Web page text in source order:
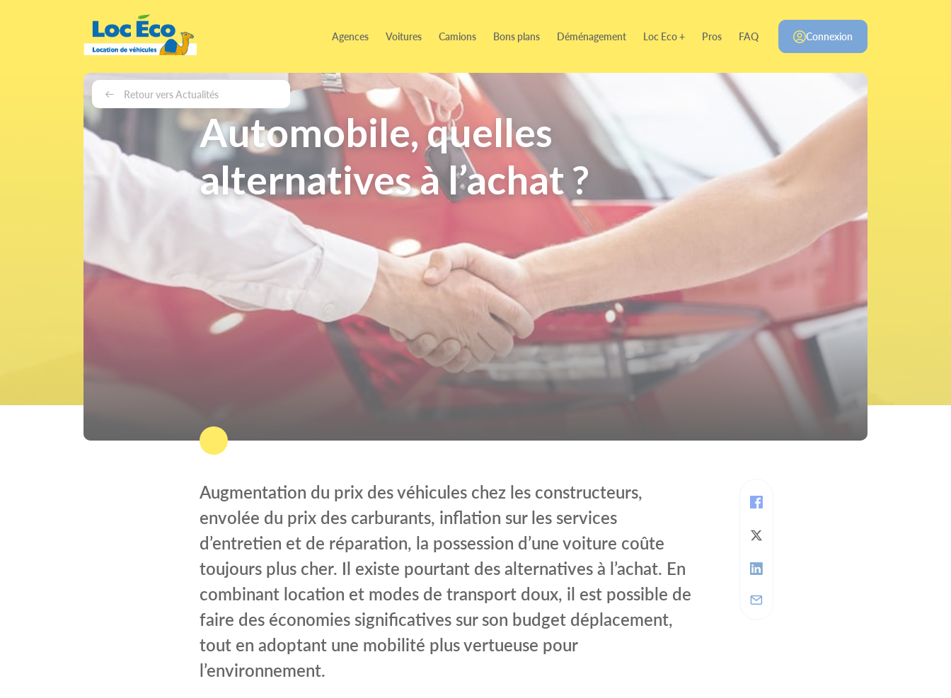
Agences Voitures Camions Bons plans Déménagement Loc Eco + Pros FAQ Connexion
Retour vers Actualités
Automobile, quelles
alternatives à l’achat ?
Augmentation du prix des véhicules chez les constructeurs,
envolée du prix des carburants, inflation sur les services
d’entretien et de réparation, la possession d’une voiture coûte
toujours plus cher. Il existe pourtant des alternatives à l’achat. En
combinant location et modes de transport doux, il est possible de
faire des économies significatives sur son budget déplacement,
tout en adoptant une mobilité plus vertueuse pour
l’environnement.